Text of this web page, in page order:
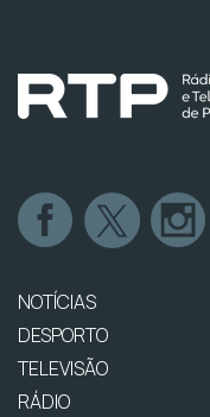
NOTÍCIAS
DESPORTO
TELEVISÃO
RÁDIO